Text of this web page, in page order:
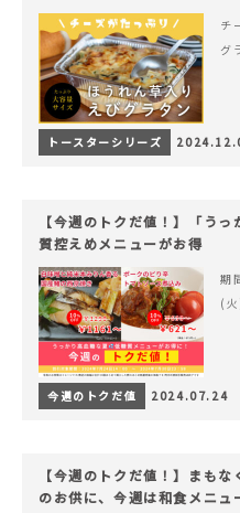
チ
グ
トースターシリーズ
【今週のトクだ値！】「う
質控えめメニューがお得
期
(
今週のトクだ値 2024.07.24
【今週のトクだ値！】まも
のお供に、今週は和食メニュ